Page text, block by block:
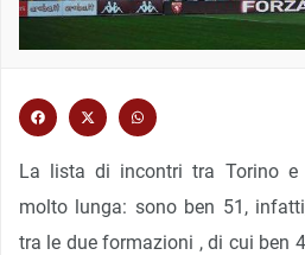
La lista di incontri tra Torino e
molto lunga: sono ben 51,
tra le due formazioni , di cui ben